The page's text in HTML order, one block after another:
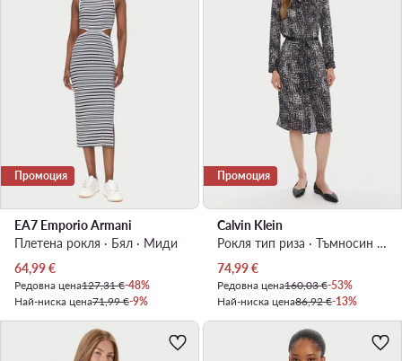
Промоция
EA7 Emporio Armani
Плетена рокля · Бял · Миди
Актуална цена
64,99€
Редовна цена127,31 €-48%
Най-ниска цена71,99 €-9%
Промоция
Calvin Klein
Рокля тип риза · Тъмносин · Миди
Актуална цена
74,99€
Редовна цена160,03 €-53%
Най-ниска цена86,92 €-13%